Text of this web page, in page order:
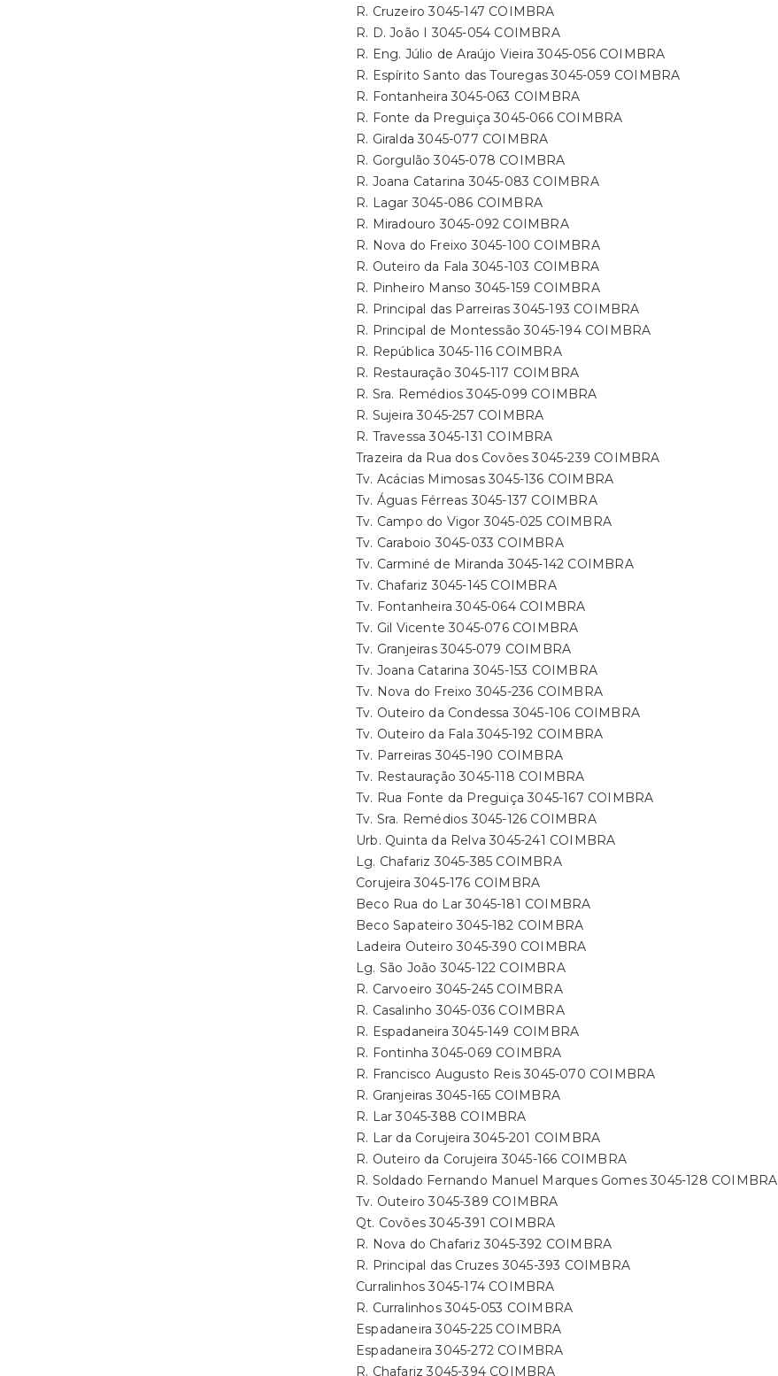
R. Cruzeiro 3045-147 COIMBRA
R. D. João I 3045-054 COIMBRA
R. Eng. Júlio de Araújo Vieira 3045-056 COIMBRA
R. Espírito Santo das Touregas 3045-059 COIMBRA
R. Fontanheira 3045-063 COIMBRA
R. Fonte da Preguiça 3045-066 COIMBRA
R. Giralda 3045-077 COIMBRA
R. Gorgulão 3045-078 COIMBRA
R. Joana Catarina 3045-083 COIMBRA
R. Lagar 3045-086 COIMBRA
R. Miradouro 3045-092 COIMBRA
R. Nova do Freixo 3045-100 COIMBRA
R. Outeiro da Fala 3045-103 COIMBRA
R. Pinheiro Manso 3045-159 COIMBRA
R. Principal das Parreiras 3045-193 COIMBRA
R. Principal de Montessão 3045-194 COIMBRA
R. República 3045-116 COIMBRA
R. Restauração 3045-117 COIMBRA
R. Sra. Remédios 3045-099 COIMBRA
R. Sujeira 3045-257 COIMBRA
R. Travessa 3045-131 COIMBRA
Trazeira da Rua dos Covões 3045-239 COIMBRA
Tv. Acácias Mimosas 3045-136 COIMBRA
Tv. Águas Férreas 3045-137 COIMBRA
Tv. Campo do Vigor 3045-025 COIMBRA
Tv. Caraboio 3045-033 COIMBRA
Tv. Carminé de Miranda 3045-142 COIMBRA
Tv. Chafariz 3045-145 COIMBRA
Tv. Fontanheira 3045-064 COIMBRA
Tv. Gil Vicente 3045-076 COIMBRA
Tv. Granjeiras 3045-079 COIMBRA
Tv. Joana Catarina 3045-153 COIMBRA
Tv. Nova do Freixo 3045-236 COIMBRA
Tv. Outeiro da Condessa 3045-106 COIMBRA
Tv. Outeiro da Fala 3045-192 COIMBRA
Tv. Parreiras 3045-190 COIMBRA
Tv. Restauração 3045-118 COIMBRA
Tv. Rua Fonte da Preguiça 3045-167 COIMBRA
Tv. Sra. Remédios 3045-126 COIMBRA
Urb. Quinta da Relva 3045-241 COIMBRA
Lg. Chafariz 3045-385 COIMBRA
Corujeira 3045-176 COIMBRA
Beco Rua do Lar 3045-181 COIMBRA
Beco Sapateiro 3045-182 COIMBRA
Ladeira Outeiro 3045-390 COIMBRA
Lg. São João 3045-122 COIMBRA
R. Carvoeiro 3045-245 COIMBRA
R. Casalinho 3045-036 COIMBRA
R. Espadaneira 3045-149 COIMBRA
R. Fontinha 3045-069 COIMBRA
R. Francisco Augusto Reis 3045-070 COIMBRA
R. Granjeiras 3045-165 COIMBRA
R. Lar 3045-388 COIMBRA
R. Lar da Corujeira 3045-201 COIMBRA
R. Outeiro da Corujeira 3045-166 COIMBRA
R. Soldado Fernando Manuel Marques Gomes 3045-128 COIMBRA
Tv. Outeiro 3045-389 COIMBRA
Qt. Covões 3045-391 COIMBRA
R. Nova do Chafariz 3045-392 COIMBRA
R. Principal das Cruzes 3045-393 COIMBRA
Curralinhos 3045-174 COIMBRA
R. Curralinhos 3045-053 COIMBRA
Espadaneira 3045-225 COIMBRA
Espadaneira 3045-272 COIMBRA
R. Chafariz 3045-394 COIMBRA